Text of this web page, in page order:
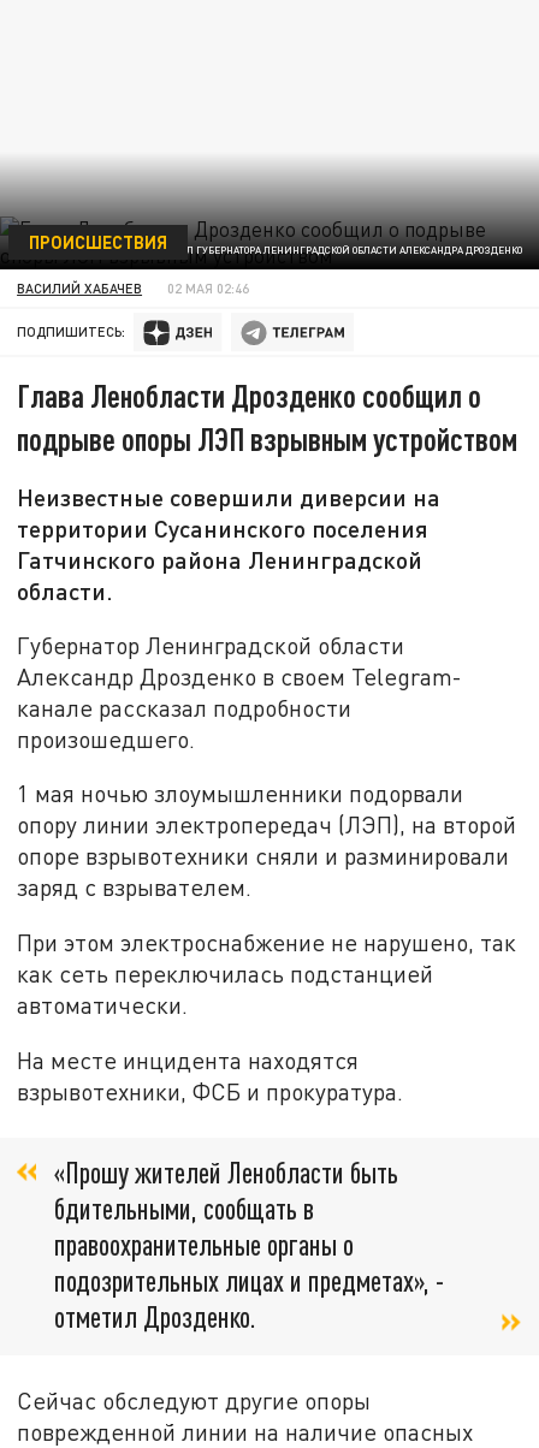
TELEGRAM-КАНАЛ ГУБЕРНАТОРА ЛЕНИНГРАДСКОЙ ОБЛАСТИ АЛЕКСАНДРА ДРОЗДЕНКО
ПРОИСШЕСТВИЯ
ВАСИЛИЙ ХАБАЧЕВ 02 МАЯ 02:46
ПОДПИШИТЕСЬ:
Глава Ленобласти Дрозденко сообщил о
подрыве опоры ЛЭП взрывным устройством
Неизвестные совершили диверсии на
территории Сусанинского поселения
Гатчинского района Ленинградской
области.
Губернатор Ленинградской области
Александр Дрозденко в своем Telegram-
канале рассказал подробности
произошедшего.
1 мая ночью злоумышленники подорвали
опору линии электропередач (ЛЭП), на второй
опоре взрывотехники сняли и разминировали
заряд с взрывателем.
При этом электроснабжение не нарушено, так
как сеть переключилась подстанцией
автоматически.
На месте инцидента находятся
взрывотехники, ФСБ и прокуратура.
«Прошу жителей Ленобласти быть
бдительными, сообщать в
правоохранительные органы о
подозрительных лицах и предметах», -
отметил Дрозденко.
Сейчас обследуют другие опоры
поврежденной линии на наличие опасных